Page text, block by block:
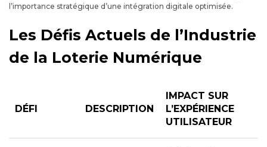
l’importance stratégique d’une intégration digitale optimisée.
Les Défis Actuels de l’Industrie
de la Loterie Numérique
DÉFI DESCRIPTION
IMPACT SUR
L’EXPÉRIENCE
UTILISATEUR